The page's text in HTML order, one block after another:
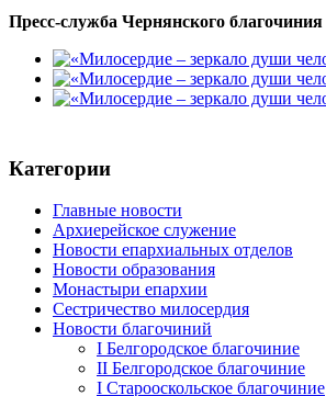
Пресс-служба Чернянского благочиния
Категории
Главные новости
Архиерейское служение
Новости епархиальных отделов
Новости образования
Монастыри епархии
Сестричество милосердия
Новости благочиний
I Белгородское благочиние
II Белгородское благочиние
I Старооскольское благочиние